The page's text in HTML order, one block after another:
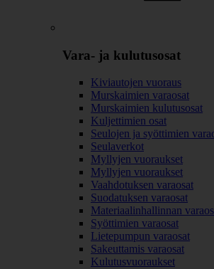
Vara- ja kulutusosat
Kiviautojen vuoraus
Murskaimien varaosat
Murskaimien kulutusosat
Kuljettimien osat
Seulojen ja syöttimien
Seulaverkot
Myllyjen vuoraukset
Myllyjen vuoraukset
Vaahdotuksen varaosat
Suodatuksen varaosat
Materiaalinhallinnan
Syöttimien varaosat
Lietepumpun varaosat
Sakeuttamis varaosat
Kulutusvuoraukset